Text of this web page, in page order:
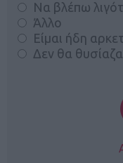
Να βλέπω
Άλλο
Είμαι ήδη
Δεν θα